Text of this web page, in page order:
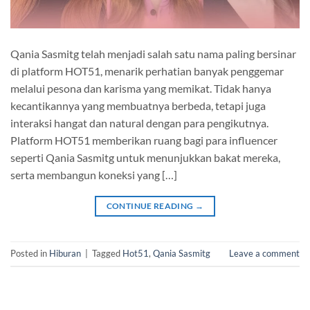
Qania Sasmitg telah menjadi salah satu nama paling bersinar
di platform HOT51, menarik perhatian banyak penggemar
melalui pesona dan karisma yang memikat. Tidak hanya
kecantikannya yang membuatnya berbeda, tetapi juga
interaksi hangat dan natural dengan para pengikutnya.
Platform HOT51 memberikan ruang bagi para influencer
seperti Qania Sasmitg untuk menunjukkan bakat mereka,
serta membangun koneksi yang […]
CONTINUE READING →
Posted in Hiburan Tagged Hot51,Qania Sasmitg Leave a comment